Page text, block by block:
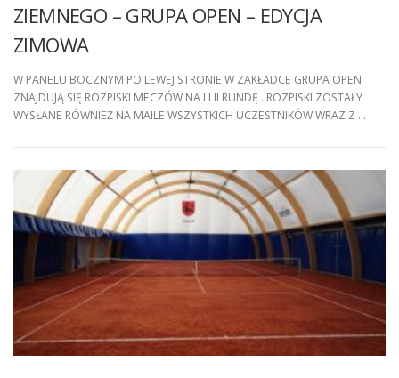
ZIEMNEGO – GRUPA OPEN – EDYCJA
ZIMOWA
W PANELU BOCZNYM PO LEWEJ STRONIE W ZAKŁADCE GRUPA OPEN
ZNAJDUJĄ SIĘ ROZPISKI MECZÓW NA I I II RUNDĘ . ROZPISKI ZOSTAŁY
WYSŁANE RÓWNIEŻ NA MAILE WSZYSTKICH UCZESTNIKÓW WRAZ Z …